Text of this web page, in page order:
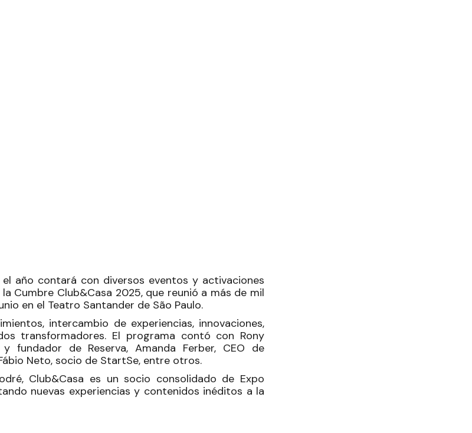
el año contará con diversos eventos y activaciones
Cumbre Club&Casa 2025, que reunió a más de mil
en el Teatro Santander de São Paulo.
intercambio de experiencias, innovaciones,
transformadores. El programa contó con Rony
y fundador de Reserva, Amanda Ferber, CEO de
Neto, socio de StartSe, entre otros.
Club&Casa es un socio consolidado de Expo
nuevas experiencias y contenidos inéditos a la